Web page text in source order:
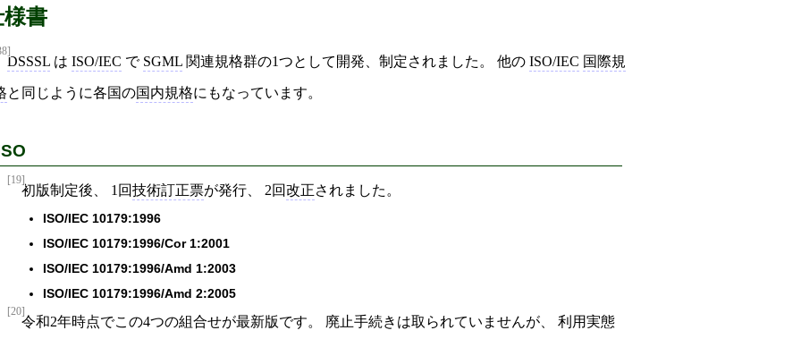
書
DSSSL は ISO/IEC で SGML 関連規格群の1つとして開発、制定されました。 他の ISO/IEC 国際規
と同じように各国の国内規格にもなっています。
[19]
初版制定後、 1回技術訂正票が発行、 2回改正されました。
ISO/IEC 10179:1996
ISO/IEC 10179:1996/Cor 1:2001
ISO/IEC 10179:1996/Amd 1:2003
ISO/IEC 10179:1996/Amd 2:2005
[20]
令和2年時点でこの4つの組合せが最新版です。 廃止手続きは取られていませんが、 利用実態